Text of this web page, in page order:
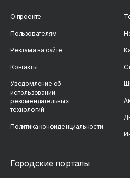
О проекте
Пользователям
Реклама на сайте
Контакты
Уведомление об
использовании
рекомендательных
технологий
Политика конфиденциальности
Городские порталы